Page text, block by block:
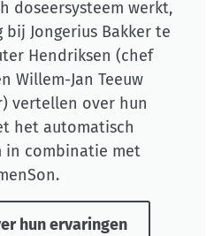
doseersysteem werkt,
bij Jongerius Bakker te
Hendriksen (chef
Willem-Jan Teeuw
vertellen over hun
het automatisch
in combinatie met
hun ervaringen